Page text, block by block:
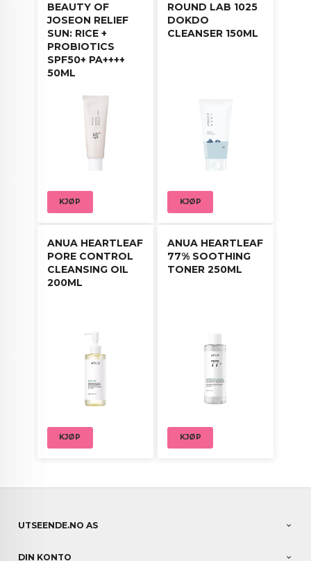
BEAUTY OF
JOSEON RELIEF
SUN: RICE +
PROBIOTICS
SPF50+ PA++++
50ML
KJØP
ROUND LAB 1025
DOKDO
CLEANSER 150ML
KJØP
ANUA HEARTLEAF
PORE CONTROL
CLEANSING OIL
200ML
KJØP
ANUA HEARTLEAF
77% SOOTHING
TONER 250ML
KJØP
UTSEENDE.NO AS
DIN KONTO